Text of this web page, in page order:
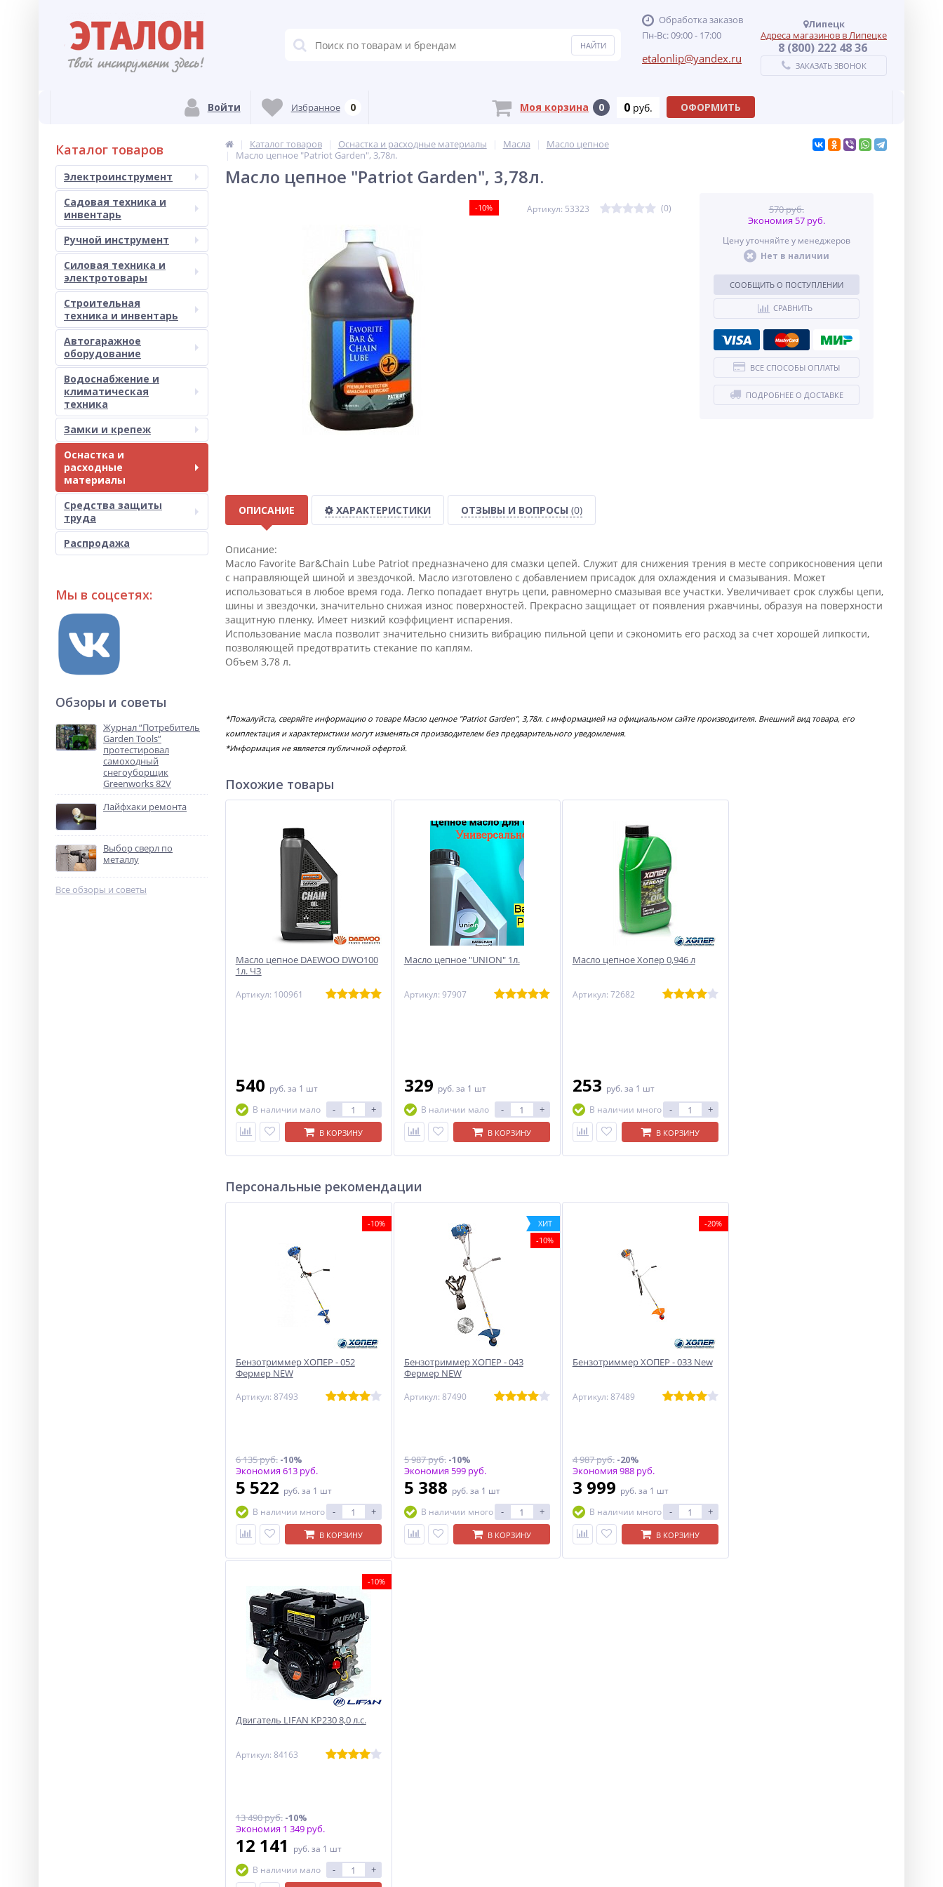
Обработка заказов
Пн-Вс: 09:00 - 17:00
etalonlip@yandex.ru
Липецк
Адреса магазинов в Липецке
8 (800) 222 48 36
ЗАКАЗАТЬ ЗВОНОК
Войти Избранное 0 Моя корзина 0 0 руб. ОФОРМИТЬ
Каталог товаров
Электроинструмент
Садовая техника и
инвентарь
Ручной инструмент
Силовая техника и
электротовары
Строительная
техника и инвентарь
Автогаражное
оборудование
Водоснабжение и
климатическая
техника
Замки и крепеж
Оснастка и
расходные
материалы
Средства защиты
труда
Распродажа
Мы в соцсетях:
Обзоры и советы
Журнал “Потребитель
Garden Tools”
протестировал
самоходный
снегоуборщик
Greenworks 82V
Лайфхаки ремонта
Выбор сверл по
металлу
Все обзоры и советы
Каталог товаров Оснастка и расходные материалы Масла
Масло цепное
Масло цепное "Patriot Garden", 3,78л.
Масло цепное "Patriot Garden", 3,78л.
-10% Артикул: 53323 (0)
570 руб.
Экономия 57 руб.
Цену уточняйте у менеджеров
Нет в наличии
СООБЩИТЬ О ПОСТУПЛЕНИИ
СРАВНИТЬ
ВСЕ СПОСОБЫ ОПЛАТЫ
ПОДРОБНЕЕ О ДОСТАВКЕ
ОПИСАНИЕ ХАРАКТЕРИСТИКИ ОТЗЫВЫ И ВОПРОСЫ (0)
Описание:
Масло Favorite Bar&Chain Lube Patriot предназначено для смазки цепей. Служит для снижения трения в месте соприкосновения цепи
с направляющей шиной и звездочкой. Масло изготовлено с добавлением присадок для охлаждения и смазывания. Может
использоваться в любое время года. Легко попадает внутрь цепи, равномерно смазывая все участки. Увеличивает срок службы цепи,
шины и звездочки, значительно снижая износ поверхностей. Прекрасно защищает от появления ржавчины, образуя на поверхности
защитную пленку. Имеет низкий коэффициент испарения.
Использование масла позволит значительно снизить вибрацию пильной цепи и сэкономить его расход за счет хорошей липкости,
позволяющей предотвратить стекание по каплям.
Объем 3,78 л.
*Пожалуйста, сверяйте информацию о товаре Масло цепное "Patriot Garden", 3,78л. с информацией на официальном сайте производителя. Внешний вид товара, его
комплектация и характеристики могут изменяться производителем без предварительного уведомления.
*Информация не является публичной офертой.
Похожие товары
Масло цепное DAEWOO DWO100
1л. ЧЗ
Артикул: 100961
540 руб. за 1 шт
В наличии мало
- +
В КОРЗИНУ
Масло цепное "UNION" 1л.
Артикул: 97907
329 руб. за 1 шт
В наличии мало
- +
В КОРЗИНУ
Масло цепное Хопер 0,946 л
Артикул: 72682
253 руб. за 1 шт
В наличии много
- +
В КОРЗИНУ
Персональные рекомендации
-10%
Бензотриммер ХОПЕР - 052
Фермер NEW
Артикул: 87493
6 135 руб.-10%
Экономия 613 руб.
5 522 руб. за 1 шт
В наличии много
- +
В КОРЗИНУ
ХИТ
-10%
Бензотриммер ХОПЕР - 043
Фермер NEW
Артикул: 87490
5 987 руб.-10%
Экономия 599 руб.
5 388 руб. за 1 шт
В наличии много
- +
В КОРЗИНУ
-20%
Бензотриммер ХОПЕР - 033 New
Артикул: 87489
4 987 руб.-20%
Экономия 988 руб.
3 999 руб. за 1 шт
В наличии много
- +
В КОРЗИНУ
-10%
Двигатель LIFAN KP230 8,0 л.с.
Артикул: 84163
13 490 руб.-10%
Экономия 1 349 руб.
12 141 руб. за 1 шт
В наличии мало
- +